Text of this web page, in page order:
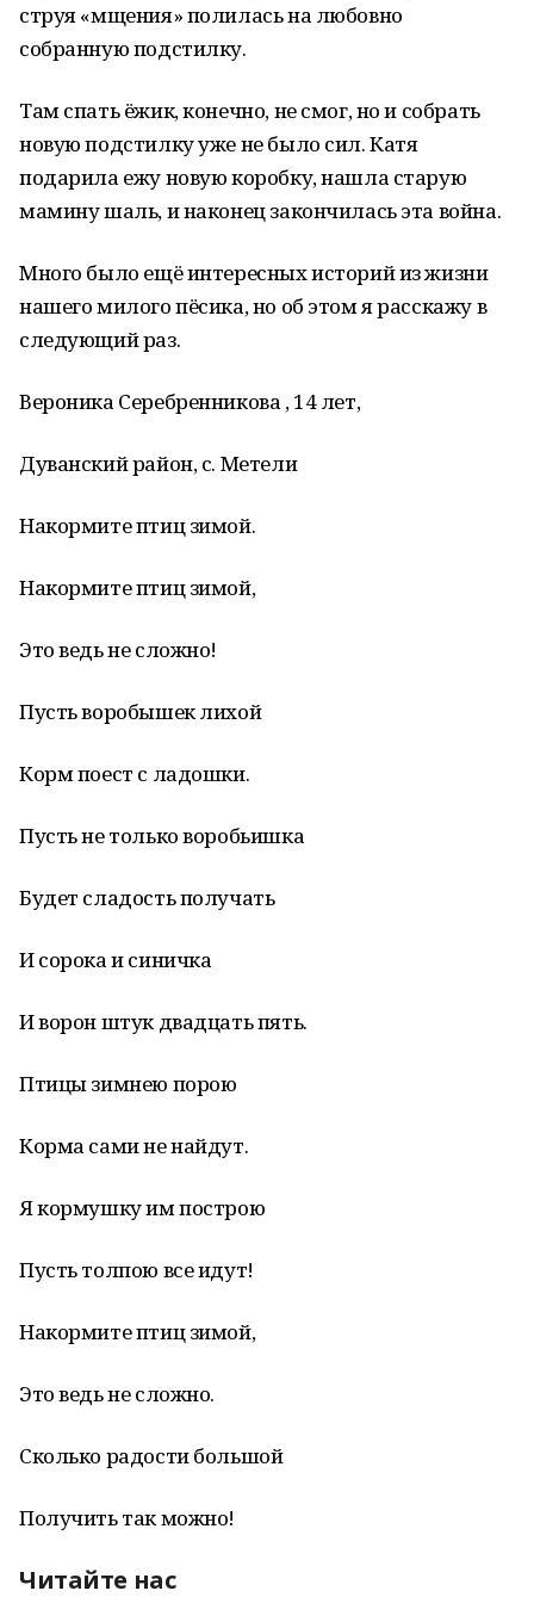
струя «мщения» полилась на любовно
собранную подстилку.
Там спать ёжик, конечно, не смог, но и собрать
новую подстилку уже не было сил. Катя
подарила ежу новую коробку, нашла старую
мамину шаль, и наконец закончилась эта война.
Много было ещё интересных историй из жизни
нашего милого пёсика, но об этом я расскажу в
следующий раз.
Вероника Серебренникова , 14 лет,
Дуванский район, с. Метели
Накормите птиц зимой.
Накормите птиц зимой,
Это ведь не сложно!
Пусть воробышек лихой
Корм поест с ладошки.
Пусть не только воробьишка
Будет сладость получать
И сорока и синичка
И ворон штук двадцать пять.
Птицы зимнею порою
Корма сами не найдут.
Я кормушку им построю
Пусть толпою все идут!
Накормите птиц зимой,
Это ведь не сложно.
Сколько радости большой
Получить так можно!
Читайте нас